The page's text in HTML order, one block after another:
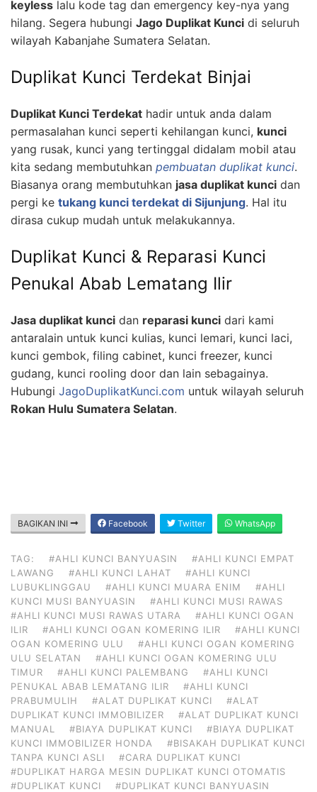
keyless lalu kode tag dan emergency key-nya yang
hilang. Segera hubungi Jago Duplikat Kunci di seluruh
wilayah Kabanjahe Sumatera Selatan.
Duplikat Kunci Terdekat Binjai
Duplikat Kunci Terdekat hadir untuk anda dalam
permasalahan kunci seperti kehilangan kunci, kunci
yang rusak, kunci yang tertinggal didalam mobil atau
kita sedang membutuhkan pembuatan duplikat kunci.
Biasanya orang membutuhkan jasa duplikat kunci dan
pergi ke tukang kunci terdekat di Sijunjung. Hal itu
dirasa cukup mudah untuk melakukannya.
Duplikat Kunci & Reparasi Kunci
Penukal Abab Lematang Ilir
Jasa duplikat kunci dan reparasi kunci dari kami
antaralain untuk kunci kulias, kunci lemari, kunci laci,
kunci gembok, filing cabinet, kunci freezer, kunci
gudang, kunci rooling door dan lain sebagainya.
Hubungi JagoDuplikatKunci.com untuk wilayah seluruh
Rokan Hulu Sumatera Selatan.
BAGIKAN INI Facebook Twitter WhatsApp
TAG: #AHLI KUNCI BANYUASIN
#AHLI KUNCI EMPAT
LAWANG
#AHLI KUNCI LAHAT
#AHLI KUNCI
LUBUKLINGGAU
#AHLI KUNCI MUARA ENIM
#AHLI
KUNCI MUSI BANYUASIN
#AHLI KUNCI MUSI RAWAS
#AHLI KUNCI MUSI RAWAS UTARA
#AHLI KUNCI OGAN
ILIR
#AHLI KUNCI OGAN KOMERING ILIR
#AHLI KUNCI
OGAN KOMERING ULU
#AHLI KUNCI OGAN KOMERING
ULU SELATAN
#AHLI KUNCI OGAN KOMERING ULU
TIMUR
#AHLI KUNCI PALEMBANG
#AHLI KUNCI
PENUKAL ABAB LEMATANG ILIR
#AHLI KUNCI
PRABUMULIH
#ALAT DUPLIKAT KUNCI
#ALAT
DUPLIKAT KUNCI IMMOBILIZER
#ALAT DUPLIKAT KUNCI
MANUAL
#BIAYA DUPLIKAT KUNCI
#BIAYA DUPLIKAT
KUNCI IMMOBILIZER HONDA
#BISAKAH DUPLIKAT KUNCI
TANPA KUNCI ASLI
#CARA DUPLIKAT KUNCI
#DUPLIKAT HARGA MESIN DUPLIKAT KUNCI OTOMATIS
#DUPLIKAT KUNCI
#DUPLIKAT KUNCI BANYUASIN